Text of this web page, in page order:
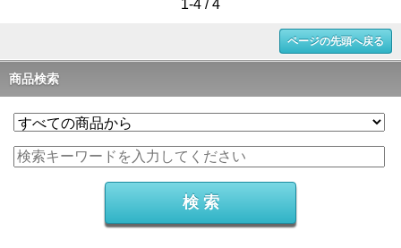
1-4 / 4
ページの先頭へ戻る
商品検索